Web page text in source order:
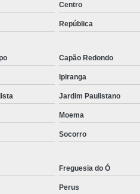
ABC Paulista
Barba Mauá
Nano
Grande da Serra
Nano
da Barba São
Pigmentação de Barba ABC
na Barba Rio
no Cabelo ABC Paulista
Pigmentação Capilar Definitiva
Centro
República
Capão Redondo
Ipiranga
Jardim Paulistano
Moema
Socorro
Freguesia do Ó
Perus